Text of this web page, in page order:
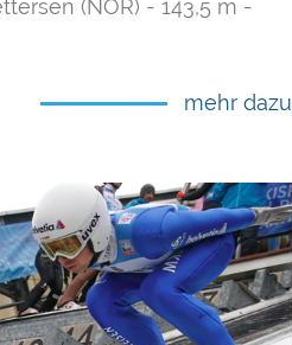
(NOR) - 143,5 m -
mehr dazu